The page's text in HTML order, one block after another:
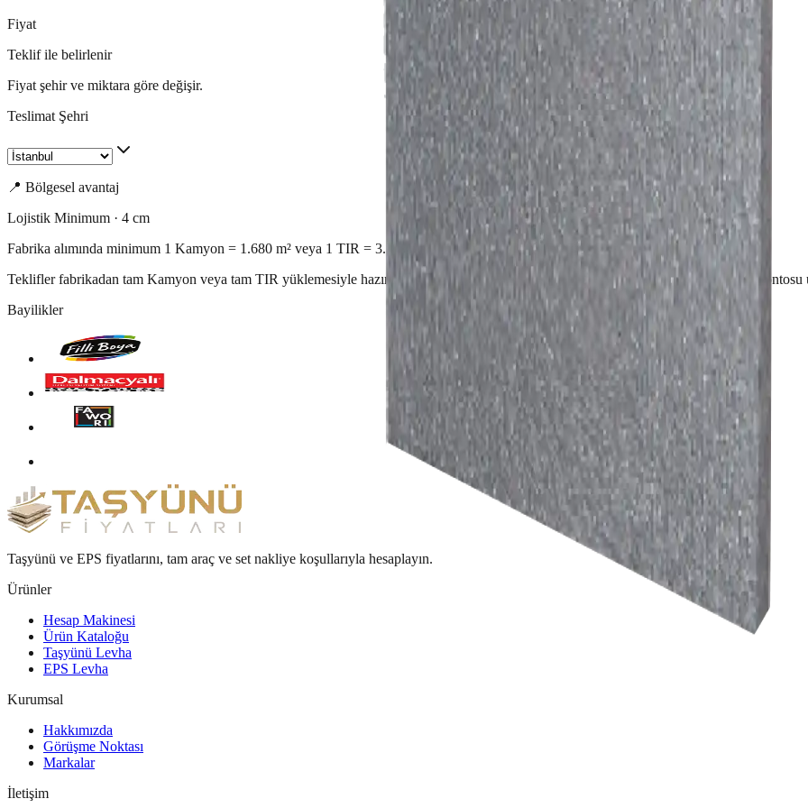
Fiyat
Teklif ile belirlenir
Fiyat şehir ve miktara göre değişir.
Teslimat Şehri
📍 Bölgesel avantaj
Lojistik Minimum · 4 cm
Fabrika alımında minimum 1 Kamyon = 1.680 m² veya 1 TIR = 3.120 m².
Teklifler fabrikadan tam Kamyon veya tam TIR yüklemesiyle hazırlanır. Tam dolu araç siparişinde nakliye fiyata dahildir ve bölge iskontosu
Bayilikler
Taşyünü ve EPS fiyatlarını, tam araç ve set nakliye koşullarıyla hesaplayın.
Ürünler
Hesap Makinesi
Ürün Kataloğu
Taşyünü Levha
EPS Levha
Kurumsal
Hakkımızda
Görüşme Noktası
Markalar
İletişim